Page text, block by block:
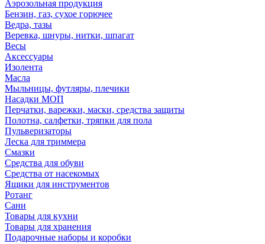
Аэрозольная продукция
Бензин, газ, сухое горючее
Ведра, тазы
Веревка, шнуры, нитки, шпагат
Весы
Аксессуары
Изолента
Масла
Мыльницы, футляры, плечики
Насадки МОП
Перчатки, варежки, маски, средства защиты
Полотна, салфетки, тряпки для пола
Пульверизаторы
Леска для триммера
Смазки
Средства для обуви
Средства от насекомых
Ящики для инструментов
Ротанг
Сани
Товары для кухни
Товары для хранения
Подарочные наборы и коробки